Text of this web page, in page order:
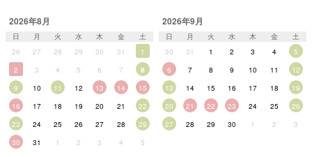
2026年8月
日 月 火 水 木 金
土
26
27 28 29 30 31
1
2
3 4 5 6 7
8
9
10 11 12 13 14
15
16
17 18 19 20 21
22
23
24 25 26 27 28
29
30
31 1 2 3 4 5
2026年9月
日 月 火 水 木 金
土
30
31 1 2 3 4
5
6
7 8 9 10 11
12
13
14 15 16 17 18
19
20
21 22 23 24 25
26
27
28 29 30 1 2 3